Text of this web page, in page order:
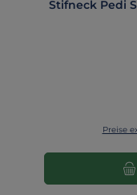
Stifneck Pedi
Preise